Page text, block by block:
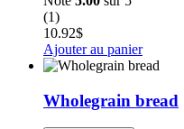
(1)
10.92$
Ajouter au panier
Wholegrain bread